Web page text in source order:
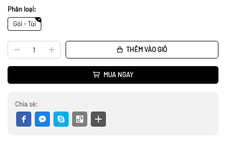
Phân loại:
Gói - Túi
THÊM VÀO GIỎ
MUA NGAY
Chia sẻ: